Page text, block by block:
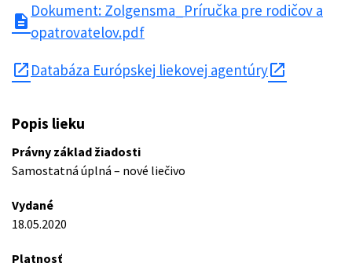
description
Dokument: Zolgensma_Príručka pre rodičov a
opatrovatelov.pdf
open_in_new Databáza Európskej liekovej agentúry
Popis lieku
Právny základ žiadosti
Samostatná úplná – nové liečivo
Vydané
18.05.2020
Platnosť